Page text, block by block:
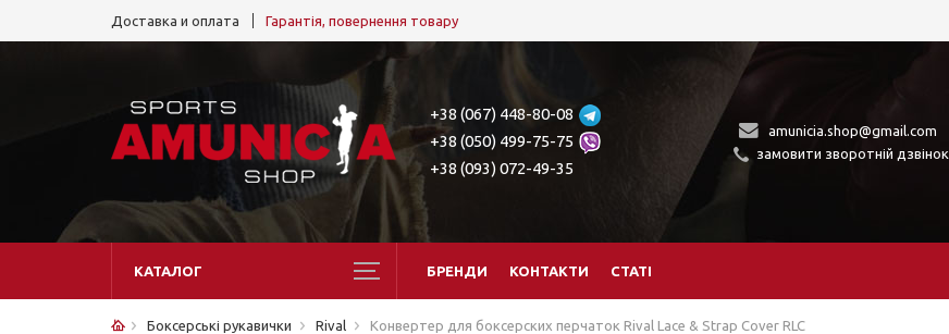
Доставка и оплата Гарантія, повернення товару
+38 (067) 448-80-08
+38 (050) 499-75-75
+38 (093) 072-49-35
amunicia.shop@gmail.com
замовити зворотній дзвінок
КАТАЛОГ БРЕНДИ КОНТАКТИ СТАТІ
Боксерські рукавички Rival Конвертер для боксерских перчаток Rival Lace & Strap Cover RLC